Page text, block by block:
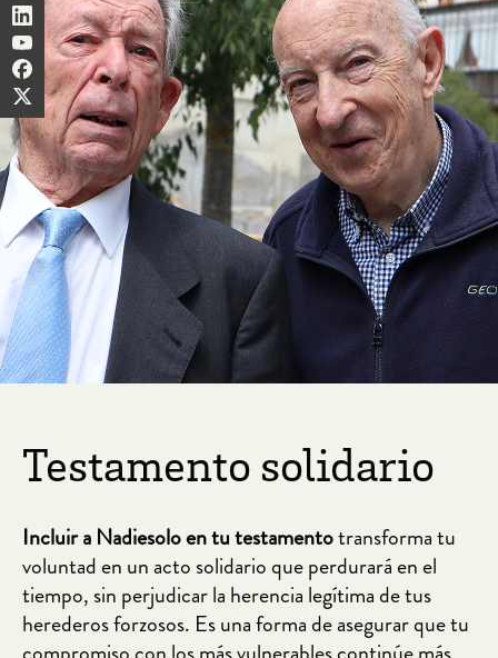
Testamento solidario
Incluir a Nadiesolo en tu testamentotransforma tu
voluntad en un acto solidario que perdurará en el
tiempo, sin perjudicar la herencia legítima de tus
herederos forzosos. Es una forma de asegurar que tu